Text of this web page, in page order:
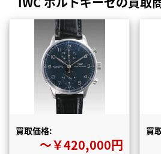
買取価格:
〜￥420,000円
買